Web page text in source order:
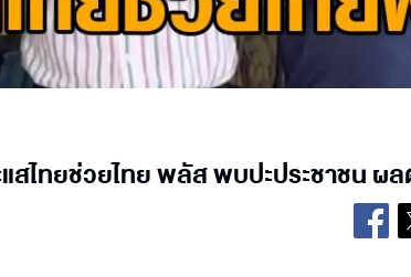
สไทยช่วยไทย พลัส พบปะประชาชน ผ